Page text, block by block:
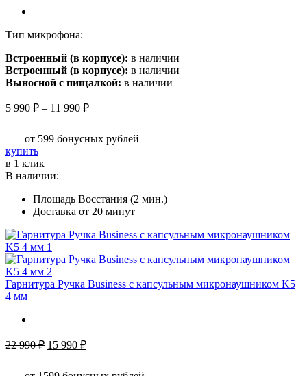
Тип микрофона:
Встроенный (в корпусе): в наличии
Встроенный (в корпусе): в наличии
Выносной с пищалкой: в наличии
5 990 ₽ – 11 990 ₽Диапазон
990 ₽
от 599 бонусных рублей
купитьЭтот
товар
имеет
вариаций.
Опции
выбрать
на
странице
товара.
в 1 клик
В наличии:
Площадь Восстания (2 мин.)
Доставка от 20 минут
Гарнитура Ручка Business c капсульным микронаушником K5
4 мм
22 990₽ Первоначальная
15 990 ₽Текущая